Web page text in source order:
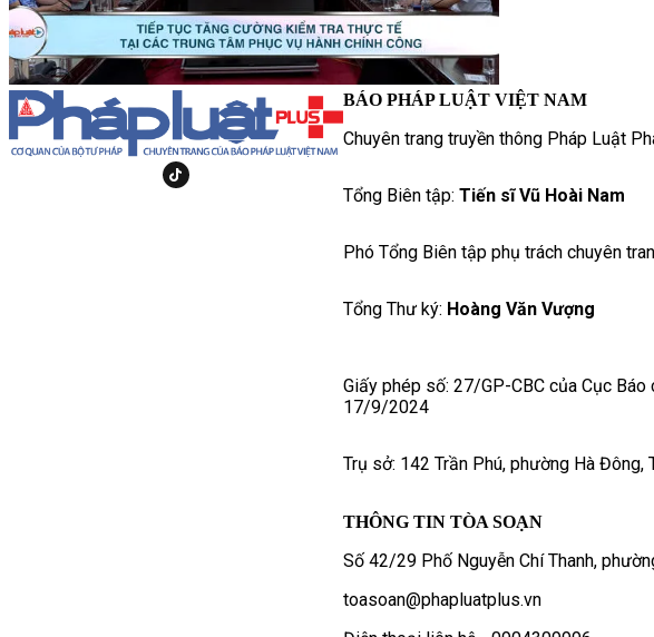
BÁO PHÁP LUẬT VIỆT NAM
Chuyên trang truyền thông Pháp Luật
Tổng Biên tập: Tiến sĩ Vũ Hoài Nam
Phó Tổng Biên tập phụ trách chuyên
Tổng Thư ký: Hoàng Văn Vượng
Giấy phép số: 27/GP-CBC của Cục Báo
17/9/2024
Trụ sở: 142 Trần Phú, phường Hà Đông,
THÔNG TIN TÒA SOẠN
Số 42/29 Phố Nguyễn Chí Thanh,
toasoan@phapluatplus.vn